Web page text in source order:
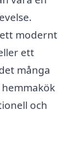
modernt
ett
många
och